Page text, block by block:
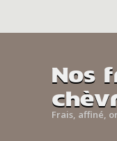
Nos
Frais, affiné,